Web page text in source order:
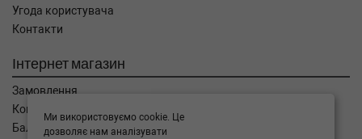
Угода користувача
Контакти
Інтернет магазин
Замовлення
Кошик
Баланс
Ми використовуємо cookie. Це
дозволяє нам аналізувати